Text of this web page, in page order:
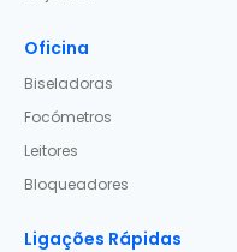
Oficina
Biseladoras
Focómetros
Leitores
Bloqueadores
Ligações Rápidas